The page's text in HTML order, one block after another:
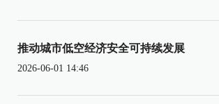
推动城市低空经济安全可持续发展
2026-06-01 14:46